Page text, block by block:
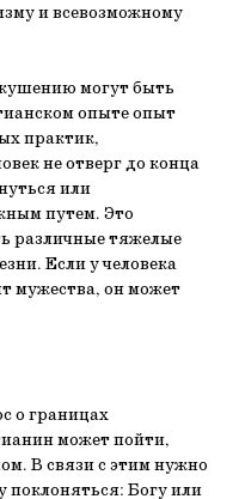
и всевозможному
могут быть
опыте опыт
практик,
не отверг до конца
или
путем. Это
различные тяжелые
Если у человека
мужества, он может
о границах
может пойти,
В связи с этим нужно
поклоняться: Богу или